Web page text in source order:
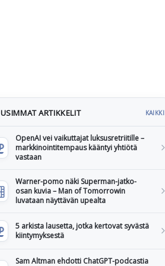
ARTIKKELIT KAIKKI
OpenAI vei vaikuttajat luksusretriitille –
markkinointitempaus kääntyi yhtiötä
vastaan
Warner-pomo näki Superman-jatko-
osan kuvia – Man of Tomorrowin
luvataan näyttävän upealta
5 arkista lausetta, jotka kertovat syvästä
kiintymyksestä
Sam Altman ehdotti ChatGPT-podcastia